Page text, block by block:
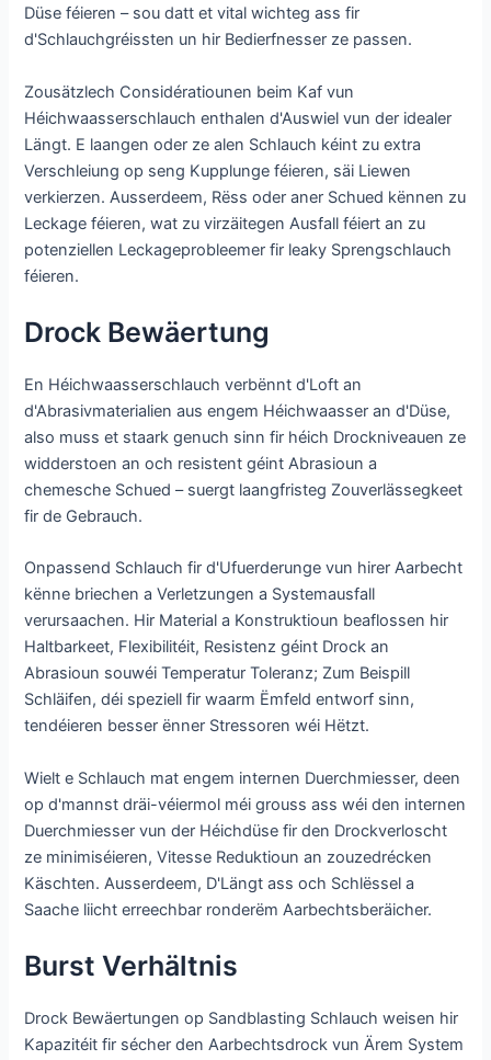
Düse féieren – sou datt et vital wichteg ass fir
d'Schlauchgréissten un hir Bedierfnesser ze passen.
Zousätzlech Considératiounen beim Kaf vun
Héichwaasserschlauch enthalen d'Auswiel vun der idealer
Längt. E laangen oder ze alen Schlauch kéint zu extra
Verschleiung op seng Kupplunge féieren, säi Liewen
verkierzen. Ausserdeem, Rëss oder aner Schued kënnen zu
Leckage féieren, wat zu virzäitegen Ausfall féiert an zu
potenziellen Leckageprobleemer fir leaky Sprengschlauch
féieren.
Drock Bewäertung
En Héichwaasserschlauch verbënnt d'Loft an
d'Abrasivmaterialien aus engem Héichwaasser an d'Düse,
also muss et staark genuch sinn fir héich Drockniveauen ze
widderstoen an och resistent géint Abrasioun a
chemesche Schued – suergt laangfristeg Zouverlässegkeet
fir de Gebrauch.
Onpassend Schlauch fir d'Ufuerderunge vun hirer Aarbecht
kënne briechen a Verletzungen a Systemausfall
verursaachen. Hir Material a Konstruktioun beaflossen hir
Haltbarkeet, Flexibilitéit, Resistenz géint Drock an
Abrasioun souwéi Temperatur Toleranz; Zum Beispill
Schläifen, déi speziell fir waarm Ëmfeld entworf sinn,
tendéieren besser ënner Stressoren wéi Hëtzt.
Wielt e Schlauch mat engem internen Duerchmiesser, deen
op d'mannst dräi-véiermol méi grouss ass wéi den internen
Duerchmiesser vun der Héichdüse fir den Drockverloscht
ze minimiséieren, Vitesse Reduktioun an zouzedrécken
Käschten. Ausserdeem, D'Längt ass och Schlëssel a
Saache liicht erreechbar ronderëm Aarbechtsberäicher.
Burst Verhältnis
Drock Bewäertungen op Sandblasting Schlauch weisen hir
Kapazitéit fir sécher den Aarbechtsdrock vun Ärem System